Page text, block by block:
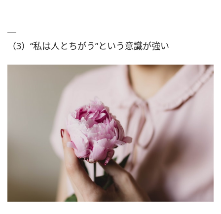
（3）“私は人とちがう”という意識が強い